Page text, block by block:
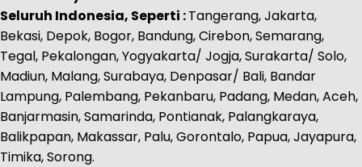
Seluruh Indonesia, Seperti :Tangerang, Jakarta,
Bekasi, Depok, Bogor, Bandung, Cirebon, Semarang,
Tegal, Pekalongan, Yogyakarta/ Jogja, Surakarta/ Solo,
Madiun, Malang, Surabaya, Denpasar/ Bali, Bandar
Lampung, Palembang, Pekanbaru, Padang, Medan, Aceh,
Banjarmasin, Samarinda, Pontianak, Palangkaraya,
Balikpapan, Makassar, Palu, Gorontalo, Papua, Jayapura,
Timika, Sorong.